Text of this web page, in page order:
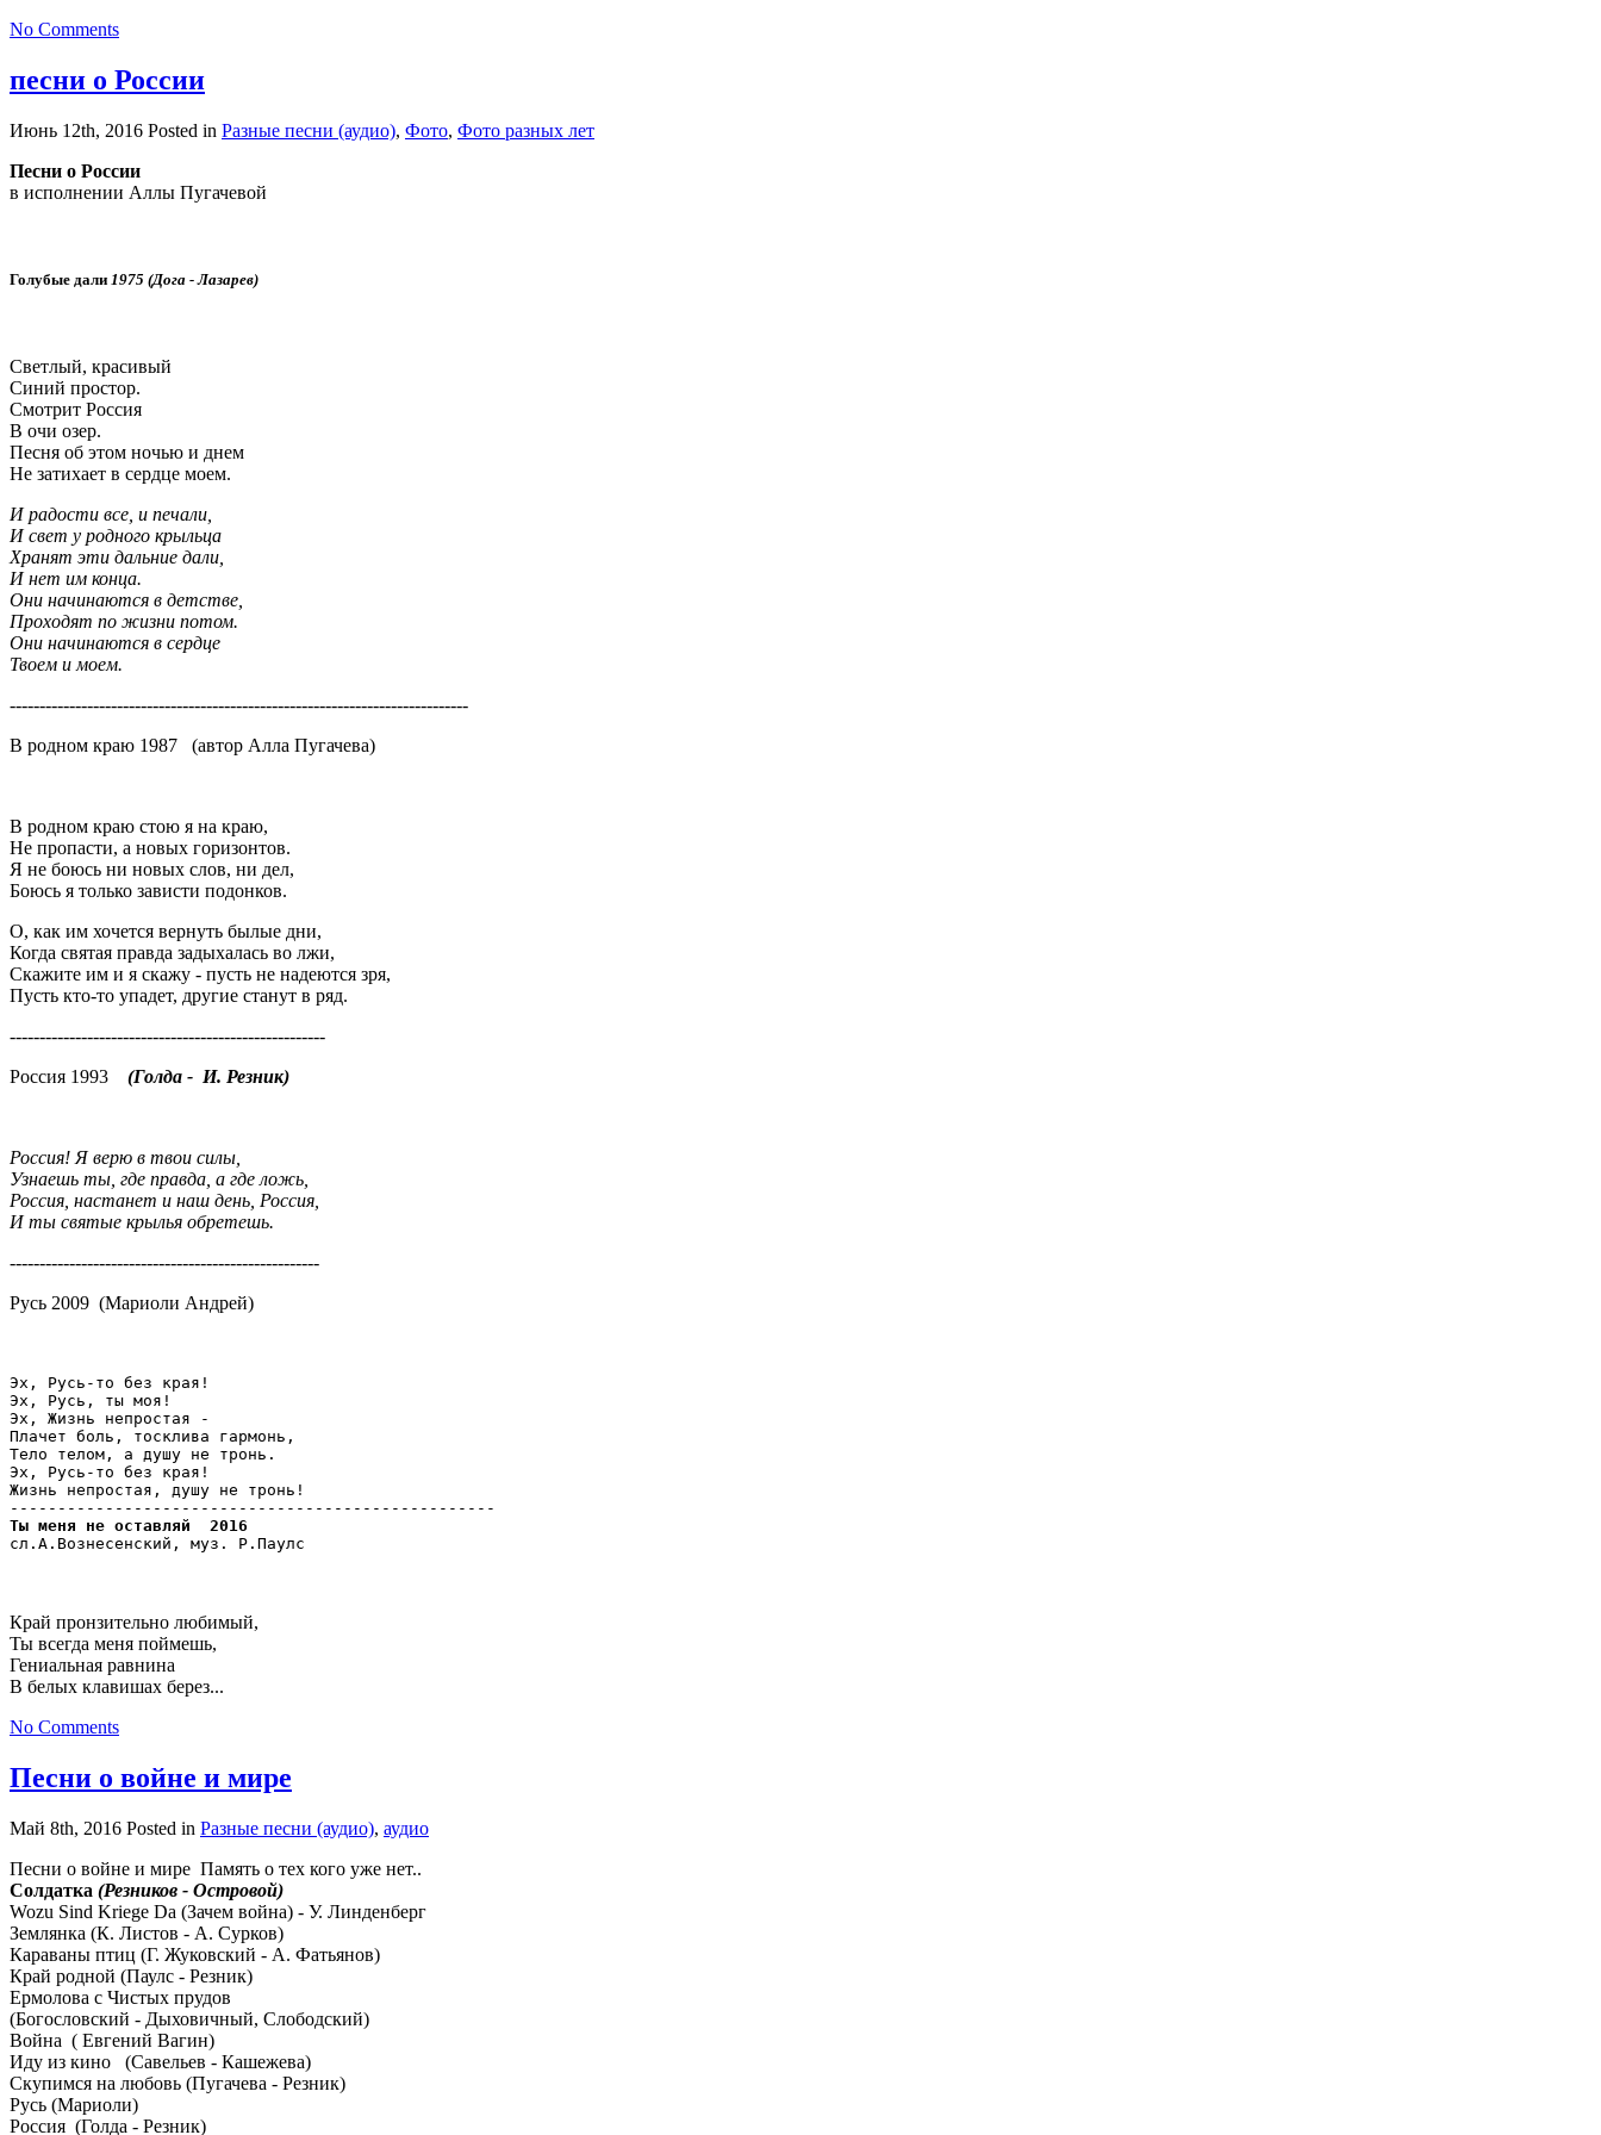
No Comments
песни о России
Июнь 12th, 2016 Posted in Разные песни (аудио), Фото, Фото разных лет
Песни о России
в исполнении Аллы Пугачевой
Голубые дали 1975 (Дога - Лазарев)
Светлый, красивый
Синий простор.
Смотрит Россия
В очи озер.
Песня об этом ночью и днем
Не затихает в сердце моем.
И радости все, и печали,
И свет у родного крыльца
Хранят эти дальние дали,
И нет им конца.
Они начинаются в детстве,
Проходят по жизни потом.
Они начинаются в сердце
Твоем и моем.
-----------------------------------------------------------------------------
В родном краю 1987 (автор Алла Пугачева)
В родном краю стою я на краю,
Не пропасти, а новых горизонтов.
Я не боюсь ни новых слов, ни дел,
Боюсь я только зависти подонков.
О, как им хочется вернуть былые дни,
Когда святая правда задыхалась во лжи,
Скажите им и я скажу - пусть не надеются зря,
Пусть кто-то упадет, другие станут в ряд.
-----------------------------------------------------
Россия 1993 (Голда - И. Резник)
Россия! Я верю в твои силы,
Узнаешь ты, где правда, а где ложь,
Россия, настанет и наш день, Россия,
И ты святые крылья обретешь.
----------------------------------------------------
Русь 2009 (Мариоли Андрей)
Эх, Русь-то без края!
Эх, Русь, ты моя!
Эх, Жизнь непростая -
Плачет боль, тосклива гармонь,
Тело телом, а душу не тронь.
Эх, Русь-то без края!
Жизнь непростая, душу не тронь!
Ты меня не оставляй  2016
сл.А.Вознесенский, муз. Р.Паулс
Край пронзительно любимый,
Ты всегда меня поймешь,
Гениальная равнина
В белых клавишах берез...
No Comments
Песни о войне и мире
Май 8th, 2016 Posted in Разные песни (аудио), аудио
Песни о войне и мире Память о тех кого уже нет..
Солдатка (Резников - Островой)
Wozu Sind Kriege Da (Зачем война) - У. Линденберг
Землянка (К. Листов - А. Сурков)
Караваны птиц (Г. Жуковский - А. Фатьянов)
Край родной (Паулс - Резник)
Ермолова с Чистых прудов
(Богословский - Дыховичный, Слободский)
Война ( Евгений Вагин)
Иду из кино (Савельев - Кашежева)
Скупимся на любовь (Пугачева - Резник)
Русь (Мариоли)
Россия (Голда - Резник)